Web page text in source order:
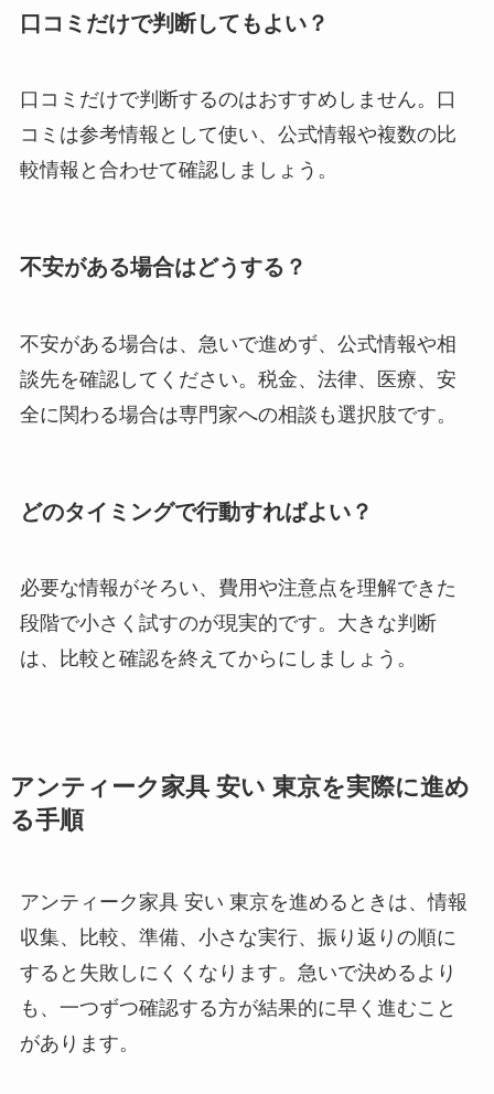
口コミだけで判断してもよい？
口コミだけで判断するのはおすすめしません。口
コミは参考情報として使い、公式情報や複数の比
較情報と合わせて確認しましょう。
不安がある場合はどうする？
不安がある場合は、急いで進めず、公式情報や相
談先を確認してください。税金、法律、医療、安
全に関わる場合は専門家への相談も選択肢です。
どのタイミングで行動すればよい？
必要な情報がそろい、費用や注意点を理解できた
段階で小さく試すのが現実的です。大きな判断
は、比較と確認を終えてからにしましょう。
アンティーク家具 安い 東京を実際に進め
る手順
アンティーク家具 安い 東京を進めるときは、情報
収集、比較、準備、小さな実行、振り返りの順に
すると失敗しにくくなります。急いで決めるより
も、一つずつ確認する方が結果的に早く進むこと
があります。